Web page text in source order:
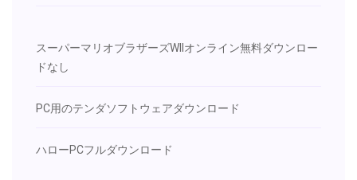
スーパーマリオブラザーズWIIオンライン無料ダウンロー
ドなし
PC用のテンダソフトウェアダウンロード
ハローPCフルダウンロード